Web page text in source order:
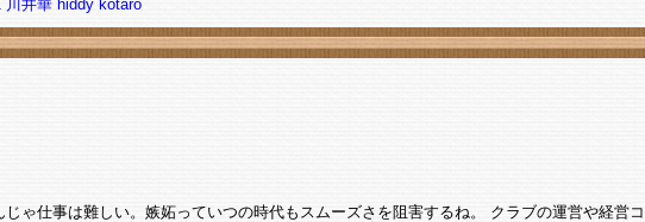
川井華 hiddy kotaro
ゃ仕事は難しい。嫉妬っていつの時代もスムーズさを阻害するね。 クラブの運営や経営